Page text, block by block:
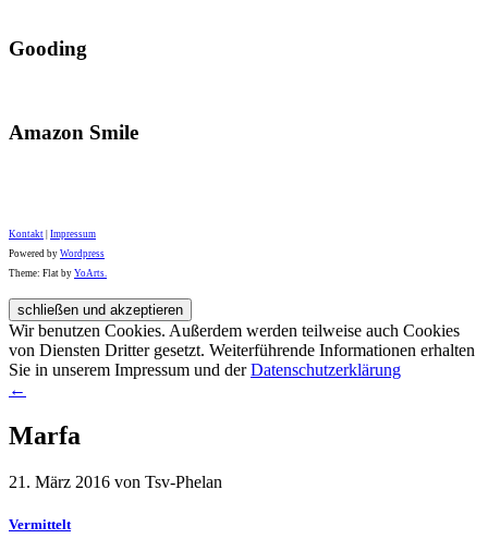
Gooding
Amazon Smile
Kontakt Impressum
Powered by Wordpress
Theme: Flat by YoArts.
Wir benutzen Cookies. Außerdem werden teilweise auch Cookies
von Diensten Dritter gesetzt. Weiterführende Informationen erhalten
Sie in unserem Impressum und derDatenschutzerklärung
←
Marfa
21. März 2016 von Tsv-Phelan
Vermittelt